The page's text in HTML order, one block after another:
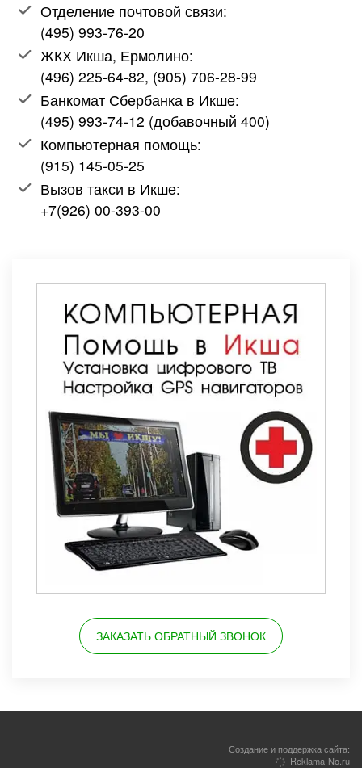
Отделение почтовой связи:
(495) 993-76-20
ЖКХ Икша, Ермолино:
(496) 225-64-82, (905) 706-28-99
Банкомат Сбербанка в Икше:
(495) 993-74-12 (добавочный 400)
Компьютерная помощь:
(915) 145-05-25
Вызов такси в Икше:
+7(926) 00-393-00
ЗАКАЗАТЬ ОБРАТНЫЙ ЗВОНОК
Создание и поддержка сайта:
Reklama-No.ru